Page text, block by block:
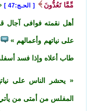
مِّمَّا تَعُدُّونَ الحـج:47
أهل نقمته فوافى آجال
على نياتهم وأعمالهم
طاب أعلاه وإذا فسد
يحشر الناس على
المفلس من أمتى من يأتي